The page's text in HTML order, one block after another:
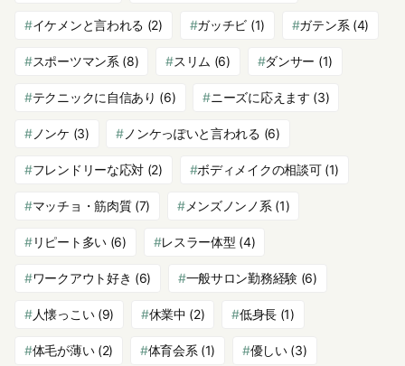
イケメンと言われる (2) ガッチビ (1) ガテン系 (4)
スポーツマン系 (8) スリム (6) ダンサー (1)
テクニックに自信あり (6) ニーズに応えます (3)
ノンケ (3) ノンケっぽいと言われる (6)
フレンドリーな応対 (2) ボディメイクの相談可(1)
マッチョ・筋肉質(7) メンズノンノ系 (1)
リピート多い(6) レスラー体型 (4)
ワークアウト好き (6) 一般サロン勤務経験(6)
人懐っこい(9) 休業中 (2) 低身長 (1)
体毛が薄い(2) 体育会系 (1) 優しい(3)